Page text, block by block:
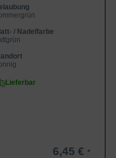
schmal-länglich,
schilfartig, bis zu 180
grazil, aufrecht
/ Nadelfarbe
Lieferbar
6,45 €